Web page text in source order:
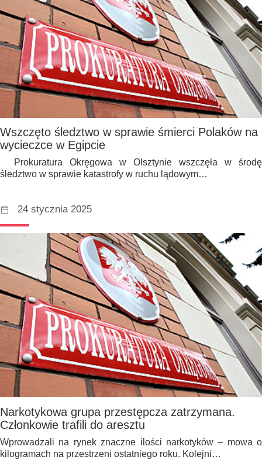
Wszczęto śledztwo w sprawie śmierci Polaków na
wycieczce w Egipcie
Prokuratura Okręgowa w Olsztynie wszczęła w środę
śledztwo w sprawie katastrofy w ruchu lądowym…
24 stycznia 2025
Narkotykowa grupa przestępcza zatrzymana.
Członkowie trafili do aresztu
Wprowadzali na rynek znaczne ilości narkotyków – mowa o
kilogramach na przestrzeni ostatniego roku. Kolejni…